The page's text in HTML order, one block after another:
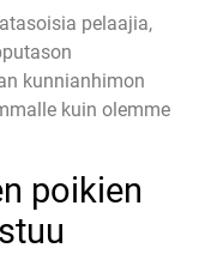
pelaajia,
kunnianhimon
kuin olemme
poikien